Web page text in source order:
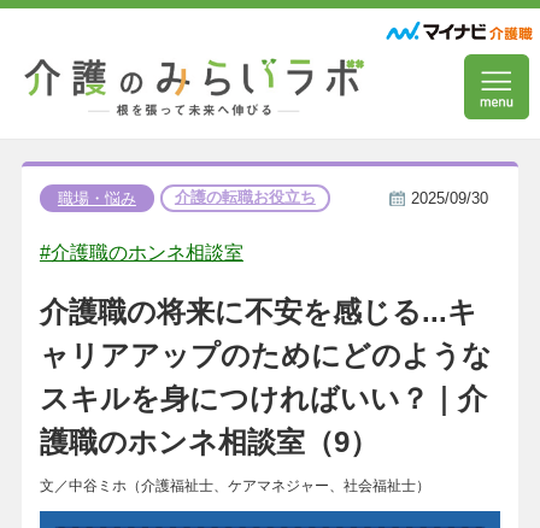
職場・悩み 介護の転職お役立ち 2025/09/30
#介護職のホンネ相談室
介護職の将来に不安を感じる...キ
ャリアアップのためにどのような
スキルを身につければいい？｜介
護職のホンネ相談室（9）
文／中谷ミホ（介護福祉士、ケアマネジャー、社会福祉士）